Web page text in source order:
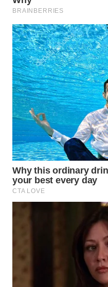
WN
TAPANULI
TENGAH
WN DELI
SERDANG
WN
TEBING
TINGGI
WN
PAKPAK
WN
BOGOR